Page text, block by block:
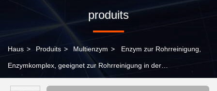
produits
Haus > Produits > Multienzym > Enzym zur Rohrreinigung,
Enzymkomplex, geeignet zur Rohrreinigung in der